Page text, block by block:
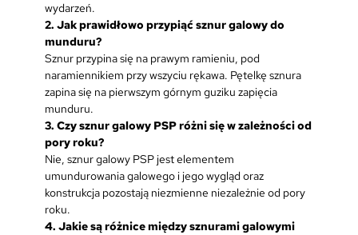
wydarzeń.
2. Jak prawidłowo przypiąć sznur galowy do
munduru?
Sznur przypina się na prawym ramieniu, pod
naramiennikiem przy wszyciu rękawa. Pętelkę sznura
zapina się na pierwszym górnym guziku zapięcia
munduru.
3. Czy sznur galowy PSP różni się w zależności od
pory roku?
Nie, sznur galowy PSP jest elementem
umundurowania galowego i jego wygląd oraz
konstrukcja pozostają niezmienne niezależnie od pory
roku.
4. Jakie są różnice między sznurami galowymi